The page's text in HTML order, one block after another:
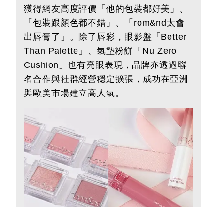
獲得網友高度評價「他的包裝都好美」、
「包裝跟顏色都不錯」、「rom&nd太會
出唇膏了」。除了唇彩，眼影盤「Better
Than Palette」、氣墊粉餅「Nu Zero
Cushion」也有亮眼表現，品牌亦透過聯
名合作與社群經營穩定擴張，成功在亞洲
與歐美市場建立高人氣。